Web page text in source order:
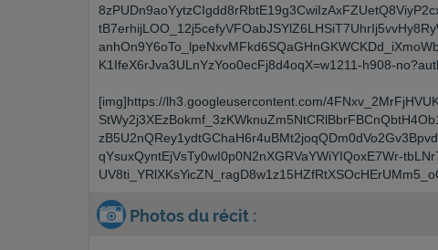
K1IfeX6rJva3ULnYzYoo0ecFj8d4oqX=w1211-h908-
[img]https://lh3.googleusercontent.com/
qYsuxQyntEjVsTy0wI0p0N2nXGRVaYWiYIQoxE7Wr-
Photos du récit :